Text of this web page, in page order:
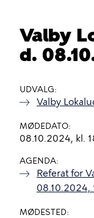
Valby
d.
UDVALG
Valby
MØDEDATO
08.10.2024, kl.
AGENDA
Referat for
08.10.2024,
MØDESTED